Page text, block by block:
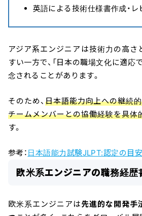
英語による技術仕様書作成・レ
アジア系エンジニアは技術力の高さ
すい一方で、「日本の職場文化に適応
念されることがあります。
そのため、 日本語能力向上への継続
チームメンバーとの協働経験を具体
す。
参考： 日本語能力試験JLPT:認定の目安
欧米系エンジニアの職務経歴
欧米系エンジニアは先進的な開発手